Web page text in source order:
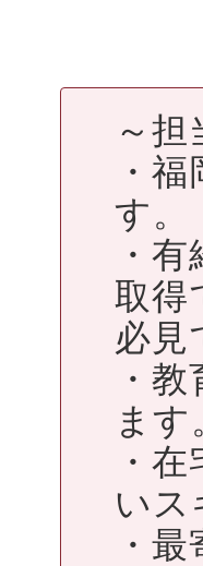
～
・
す。
・
取得
必見
・
ます
・
いス
・